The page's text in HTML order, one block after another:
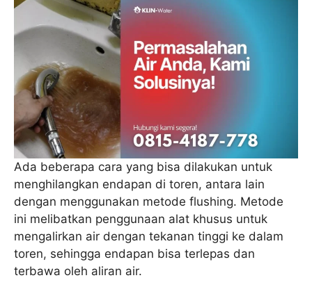
Ada beberapa cara yang bisa dilakukan untuk
menghilangkan endapan di toren, antara lain
dengan menggunakan metode flushing. Metode
ini melibatkan penggunaan alat khusus untuk
mengalirkan air dengan tekanan tinggi ke dalam
toren, sehingga endapan bisa terlepas dan
terbawa oleh aliran air.